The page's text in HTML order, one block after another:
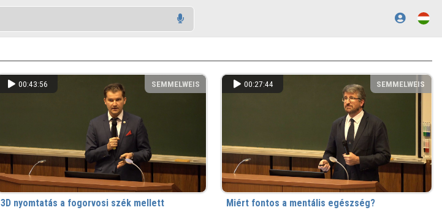
00:43:56 SEMMELWEIS
3D nyomtatás a fogorvosi szék mellett
00:27:44 SEMMELWEIS
Miért fontos a mentális egészség?